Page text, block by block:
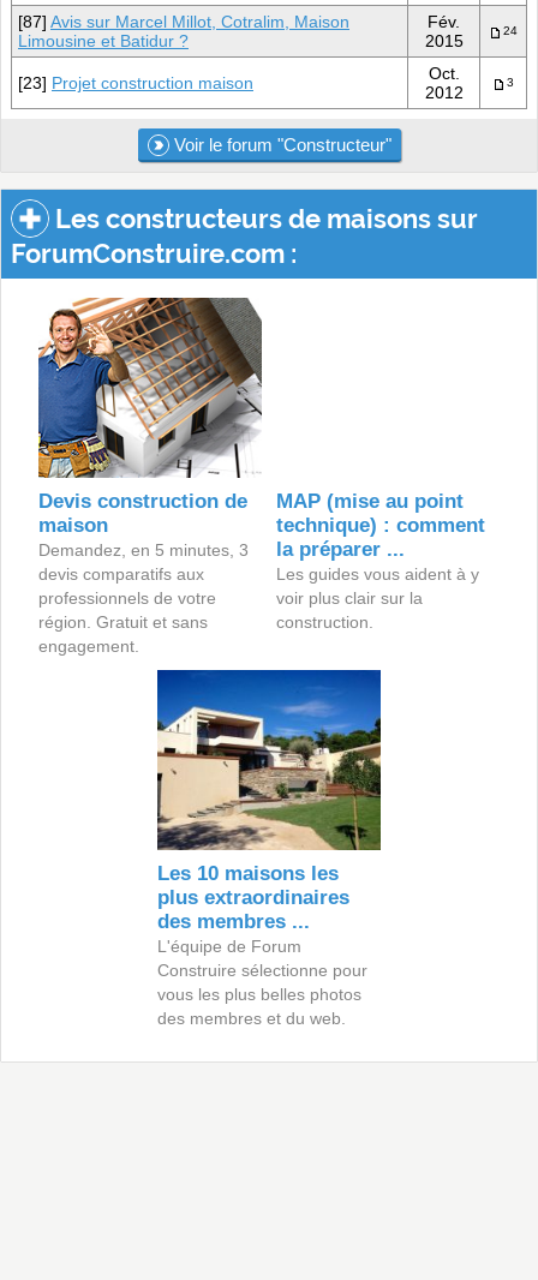
[87] Avis sur Marcel Millot, Cotralim, Maison
Limousine et Batidur ?
Fév.
2015
24
[23] Projet construction maison
Oct.
2012
3
Voir le forum "Constructeur"
Les constructeurs de maisons sur
ForumConstruire.com :
Devis construction de
maison
Demandez, en 5 minutes, 3
devis comparatifs aux
professionnels de votre
région. Gratuit et sans
engagement.
MAP (mise au point
technique) : comment
la préparer ...
Les guides vous aident à y
voir plus clair sur la
construction.
Les 10 maisons les
plus extraordinaires
des membres ...
L'équipe de Forum
Construire sélectionne pour
vous les plus belles photos
des membres et du web.